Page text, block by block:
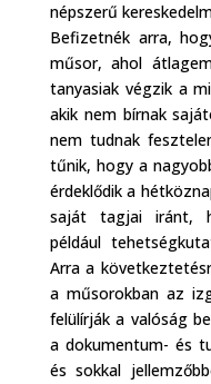
népszerű
Befizetnék arra,
műsor, ahol
tanyasiak végzik a
akik nem bírnak
nem tudnak
tűnik, hogy a
érdeklődik a
saját tagjai iránt,
például
Arra a
a műsorokban az
felülírják a valóság
a dokumentum- és
és sokkal